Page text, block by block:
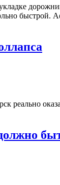
быстрой.
реально